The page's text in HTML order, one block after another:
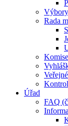
Výbory
Rada
Komise
Úřad
FAQ